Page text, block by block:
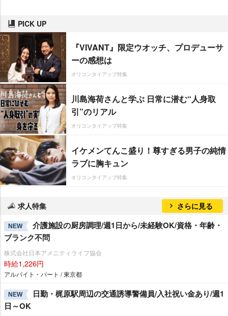
PICK UP
『VIVANT』限定ウオッチ、プロデューサ
ーの感想は
オリコンタイアップ特集
川島海荷さんと学ぶ 日常に潜む“人身取
引”のリアル
オリコンタイアップ特集
イケメンてんこ盛り！尊すぎる男子の純情
ラブに胸キュン
オリコンタイアップ特集
求人特集 さらに見る
NEW
介護施設の厨房調理/週1日から/未経験OK/資格・年齢・
ブランク不問
株式会社日本アメニティライフ協会
時給1,226円
アルバイト・パート / 東京都
NEW
日勤・梶原駅周辺の交通誘導警備員/入社祝い金あり/週1
日～OK